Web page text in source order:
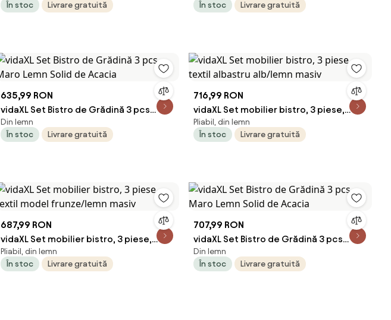
În stoc
Livrare gratuită
În stoc
Livrare gratuită
635,99 RON
vidaXL Set Bistro de Grădină 3 pcs
Maro Lemn Solid de Acacia
Din lemn
În stoc
Livrare gratuită
716,99 RON
vidaXL Set mobilier bistro, 3 piese,
textil albastru alb/lemn masiv
Pliabil, din lemn
În stoc
Livrare gratuită
687,99 RON
vidaXL Set mobilier bistro, 3 piese,
textil model frunze/lemn masiv
Pliabil, din lemn
În stoc
Livrare gratuită
707,99 RON
vidaXL Set Bistro de Grădină 3 pcs
Maro Lemn Solid de Acacia
Din lemn
În stoc
Livrare gratuită